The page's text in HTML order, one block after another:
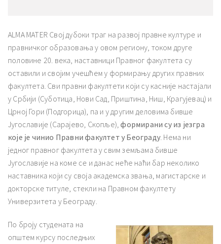
ALMA MATER Свој дубоки траг на развој правне културе и
правничког образовања у овом региону, током друге
половине 20. века, наставници Правног факултета су
оставили и својим учешћем у формирању других правних
факултета. Сви правни факултети који су касније настајали
у Србији (Суботица, Нови Сад, Приштина, Ниш, Крагујевац) и
Црној Гори (Подгорица), па и у другим деловима бивше
Југославије (Сарајево, Скопље),формирани су из језгра
које је чинио Правни факултет у Београду . Нема ни
једног правног факултета у свим земљама бивше
Југославије на коме се и данас неће наћи бар неколико
наставника који су своја академска звања, магистарске и
докторске титуле, стекли на Правном факултету
Универзитета у Београду.
По броју студената на
општем курсу последњих